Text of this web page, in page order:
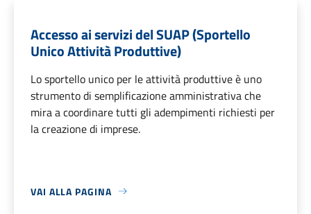
Accesso ai servizi del SUAP (Sportello
Unico Attività Produttive)
Lo sportello unico per le attività produttive è uno
strumento di semplificazione amministrativa che
mira a coordinare tutti gli adempimenti richiesti per
la creazione di imprese.
VAI ALLA PAGINA